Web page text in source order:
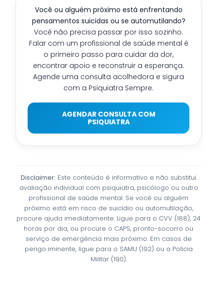
Você ou alguém próximo está enfrentando
pensamentos suicidas ou se automutilando?
Você não precisa passar por isso sozinho.
Falar com um profissional de saúde mental é
o primeiro passo para cuidar da dor,
encontrar apoio e reconstruir a esperança.
Agende uma consulta acolhedora e sigura
com a Psiquiatra Sempre.
AGENDAR CONSULTA COM
PSIQUIATRA
Disclaimer: Este conteúdo é informativo e não substitui
avaliação individual com psiquiatra, psicólogo ou outro
profissional de saúde mental. Se você ou alguém
próximo está em risco de suicídio ou automutilação,
procure ajuda imediatamente. Ligue para o CVV (188), 24
horas por dia, ou procure o CAPS, pronto-socorro ou
serviço de emergência mais próximo. Em casos de
perigo iminente, ligue para o SAMU (192) ou a Polícia
Militar (190).